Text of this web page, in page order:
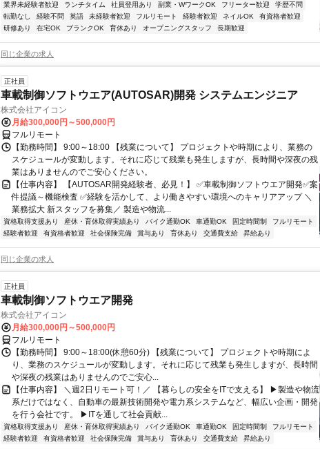
業界未経験者歓迎 ランチタイム 社員登用あり 副業・WワークOK フリーター歓迎
学歴不問
転勤なし
経験不問 英語 未経験者歓迎 フルリモート 経験者歓迎 ネイルOK
有資格者歓迎
研修あり
在宅OK ブランクOK 育休あり オープニングスタッフ 長期歓迎
同じ企業の求人
正社員
車載制御ソフトウエア(AUTOSAR)開発 システムエンジニア
株式会社アイコン
月給300,000円～500,000円
フルリモート
【勤務時間】 9:00～18:00 【残業について】 プロジェクトや時期により、業務の
スケジュールが変動します。それに応じて残業も発生しますが、長時間や深夜の残
業はありませんのでご安心ください。
【仕事内容】 【AUTOSAR開発経験者、必見！】 ✅車載制御ソフトウエア開発✅案
件提議～機能検査 ✅経験を活かして、より働きやすい環境へのキャリアアップ ＼
業務拡大 新スタッフを募集／ 製造や物流...
資格取得支援あり 産休・育休取得実績あり バイク通勤OK 車通勤OK 固定時間制
フルリモート
経験者歓迎
有資格者歓迎 社会保険完備 賞与あり 育休あり 交通費支給 昇給あり
同じ企業の求人
正社員
車載制御ソフトウエア開発
株式会社アイコン
月給300,000円～500,000円
フルリモート
【勤務時間】 9:00～18:00(休憩60分) 【残業について】 プロジェクトや時期によ
り、業務のスケジュールが変動します。それに応じて残業も発生しますが、長時間
や深夜の残業はありませんのでご安心...
【仕事内容】 ＼週2日リモート可！／ 【暮らしの安全をITで支える】 ▶製造や物流
系だけではなく、自動車の最新技術開発や電力系システムなど、幅広い企画・開発
を行う会社です。 ▶ITを通して社会貢献...
資格取得支援あり 産休・育休取得実績あり バイク通勤OK 車通勤OK 固定時間制
フルリモート
経験者歓迎
有資格者歓迎 社会保険完備 賞与あり 育休あり 交通費支給 昇給あり